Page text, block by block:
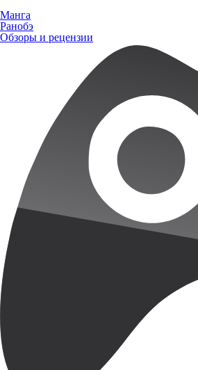
Манга
Ранобэ
Обзоры и рецензии